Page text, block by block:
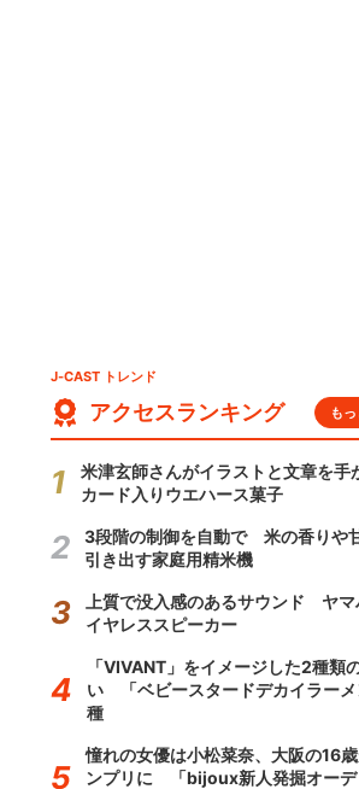
J-CAST トレンド
アクセスランキング も
米津玄師さんがイラストと文章を手
カード入りウエハース菓子
3段階の制御を自動で 米の香りや
引き出す家庭用精米機
上質で没入感のあるサウンド ヤマ
イヤレススピーカー
「VIVANT」をイメージした2種類
い 「ベビースタードデカイラー
種
憧れの女優は小松菜奈、大阪の16
ンプリに 「bijoux新人発掘オーデ